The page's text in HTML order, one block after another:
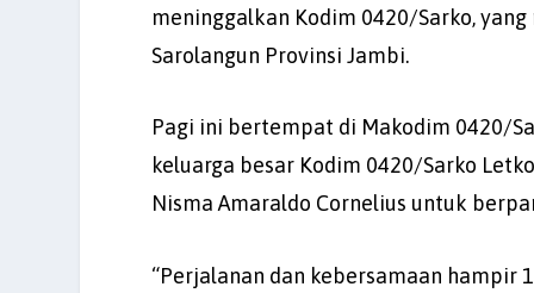
meninggalkan Kodim 0420/Sarko,
Sarolangun Provinsi Jambi.
Pagi ini bertempat di Makodim 0420/
keluarga besar Kodim 0420/Sarko
Nisma Amaraldo Cornelius untuk
“Perjalanan dan kebersamaan hampir